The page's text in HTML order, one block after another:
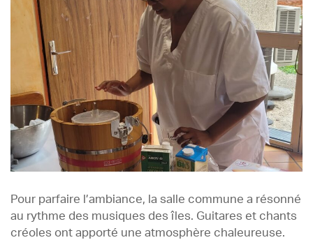
Pour parfaire l’ambiance, la salle commune a résonné
au rythme des musiques des îles. Guitares et chants
créoles ont apporté une atmosphère chaleureuse.